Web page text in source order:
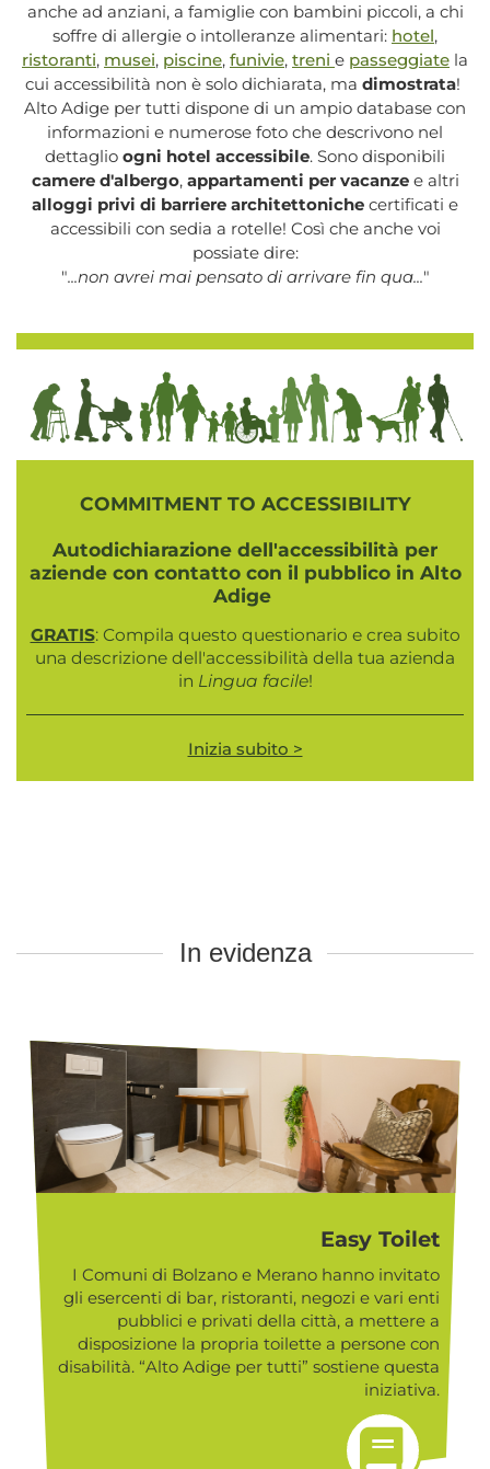
anche ad anziani, a famiglie con bambini piccoli, a chi
soffre di allergie o intolleranze alimentari: hotel,
ristoranti, musei, piscine, funivie, treni e passeggiate la
cui accessibilità non è solo dichiarata, ma dimostrata!
Alto Adige per tutti dispone di un ampio database con
informazioni e numerose foto che descrivono nel
dettaglio ogni hotel accessibile. Sono disponibili
camere d'albergo, appartamenti per vacanzee altri
alloggi privi di barriere architettoniche certificati e
accessibili con sedia a rotelle! Così che anche voi
possiate dire:
"...non avrei mai pensato di arrivare fin qua..."
COMMITMENT TO ACCESSIBILITY
Autodichiarazione dell'accessibilità per
aziende con contatto con il pubblico in Alto
Adige
GRATIS: Compila questo questionario e crea subito
una descrizione dell'accessibilità della tua azienda
in Lingua facile!
Inizia subito >
In evidenza
Easy Toilet
I Comuni di Bolzano e Merano hanno invitato
gli esercenti di bar, ristoranti, negozi e vari enti
pubblici e privati della città, a mettere a
disposizione la propria toilette a persone con
disabilità. “Alto Adige per tutti” sostiene questa
iniziativa.